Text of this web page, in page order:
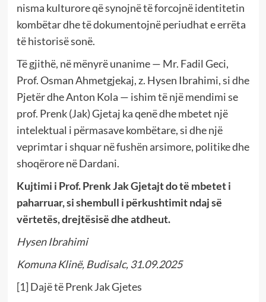
nisma kulturore që synojnë të forcojnë identitetin
kombëtar dhe të dokumentojnë periudhat e errëta
të historisë sonë.
Të gjithë, në mënyrë unanime — Mr. Fadil Geci,
Prof. Osman Ahmetgjekaj, z. Hysen Ibrahimi, si dhe
Pjetër dhe Anton Kola — ishim të një mendimi se
prof. Prenk (Jak) Gjetaj ka qenë dhe mbetet një
intelektual i përmasave kombëtare, si dhe një
veprimtar i shquar në fushën arsimore, politike dhe
shoqërore në Dardani.
Kujtimi i Prof. Prenk Jak Gjetajt do të mbetet i
paharruar, si shembull i përkushtimit ndaj së
vërtetës, drejtësisë dhe atdheut.
Hysen Ibrahimi
Komuna Klinë, Budisalc, 31.09.2025
[1]Dajë të Prenk Jak Gjetes